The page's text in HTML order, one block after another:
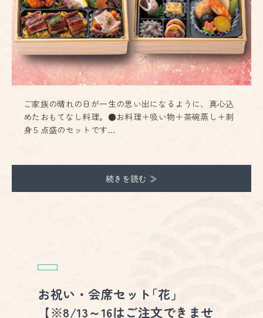
ご家族の晴れの日が一生の思い出になるように、真心込
めたおもてなし料理。●お料理＋吸い物＋茶碗蒸し＋刺
身５点盛のセットです…
続きを読む ≫
お祝い・会席セット｢花｣
【※8/13～16はご注文できませ